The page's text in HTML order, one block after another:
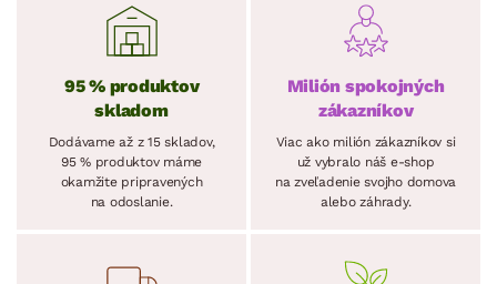
95 % produktov
skladom
Dodávame až z 15 skladov,
95 % produktov máme
okamžite pripravených
na odoslanie.
Milión spokojných
zákazníkov
Viac ako milión zákazníkov si
už vybralo náš e-shop
na zveľadenie svojho domova
alebo záhrady.